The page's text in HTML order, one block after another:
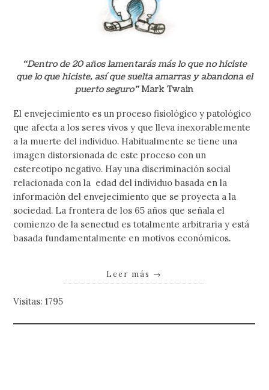
“Dentro de 20 años lamentarás más lo que no hiciste
que lo que hiciste, así que suelta amarras y abandona el
puerto seguro”Mark Twain
El envejecimiento es un proceso fisiológico y patológico
que afecta a los seres vivos y que lleva inexorablemente
a la muerte del individuo. Habitualmente se tiene una
imagen distorsionada de este proceso con un
estereotipo negativo. Hay una discriminación social
relacionada con la edad del individuo basada en la
información del envejecimiento que se proyecta a la
sociedad. La frontera de los 65 años que señala el
comienzo de la senectud es totalmente arbitraria y está
basada fundamentalmente en motivos económicos.
Leer más →
Visitas: 1795